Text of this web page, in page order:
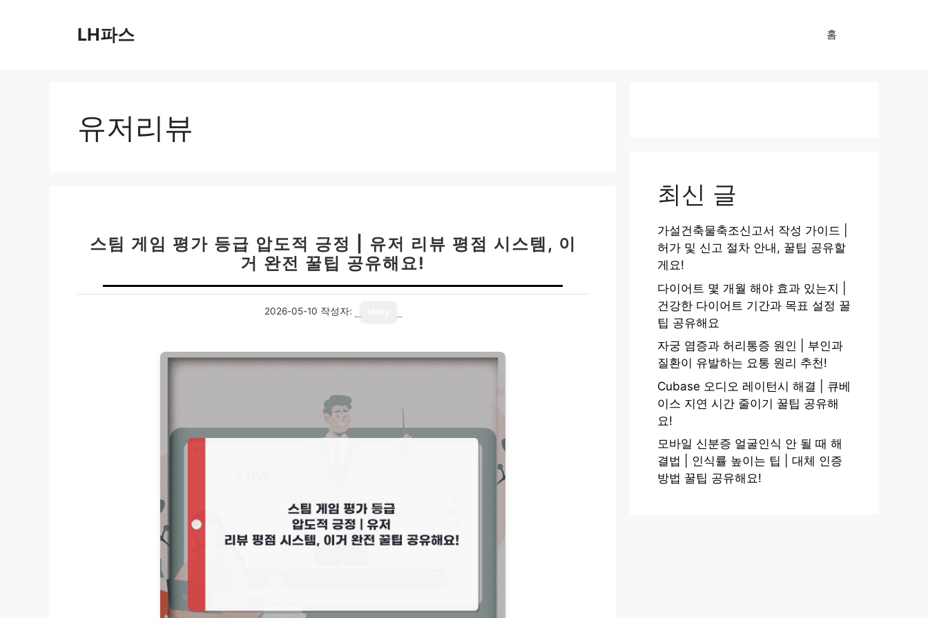
LH파스 홈
유저리뷰
스팀 게임 평가 등급 압도적 긍정 | 유저 리뷰 평점 시스템, 이
거 완전 꿀팁 공유해요!
2026-05-10 작성자:
최신 글
가설건축물축조신고서 작성 가이드 |
허가 및 신고 절차 안내, 꿀팁 공유할
게요!
다이어트 몇 개월 해야 효과 있는지 |
건강한 다이어트 기간과 목표 설정 꿀
팁 공유해요
자궁 염증과 허리통증 원인 | 부인과
질환이 유발하는 요통 원리 추천!
Cubase 오디오 레이턴시 해결 | 큐베
이스 지연 시간 줄이기 꿀팁 공유해
요!
모바일 신분증 얼굴인식 안 될 때 해
결법 | 인식률 높이는 팁 | 대체 인증
방법 꿀팁 공유해요!